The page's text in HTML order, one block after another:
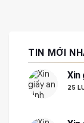
TIN MỚI
Xin
25